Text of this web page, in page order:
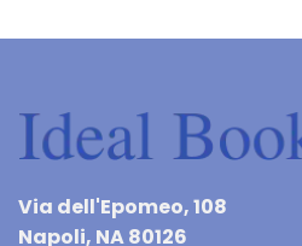
Via dell'Epomeo, 108
Napoli, NA 80126